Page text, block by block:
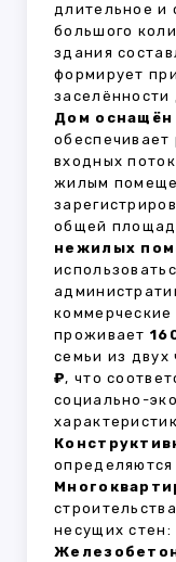
длительное и
большого
здания
формирует
заселённости
Дом
входных
жилым
общей
нежилых
проживает
семьи из двух
₽, что
социально-
несущих стен: